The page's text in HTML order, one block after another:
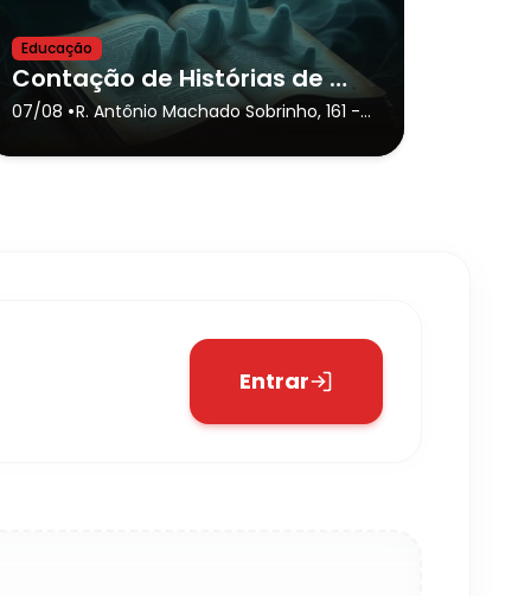
Educação
Contação de Histórias de Horror
07/08 •R. Antônio Machado Sobrinho, 161 -
Entrar